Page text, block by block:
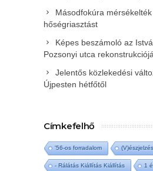
Másodfokúra mérsékelték
hőségriasztást
Képes beszámoló az
Pozsonyi utca
Jelentős közlekedési
Újpesten hétfőtől
Címkefelhő
'56-os forradalom (V)észjelzés
- Rálátás Kiállítás Kiállítás 1